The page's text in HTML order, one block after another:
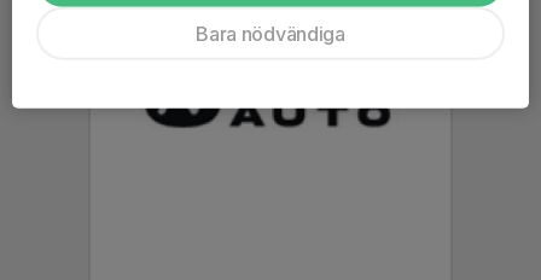
Bara nödvändiga